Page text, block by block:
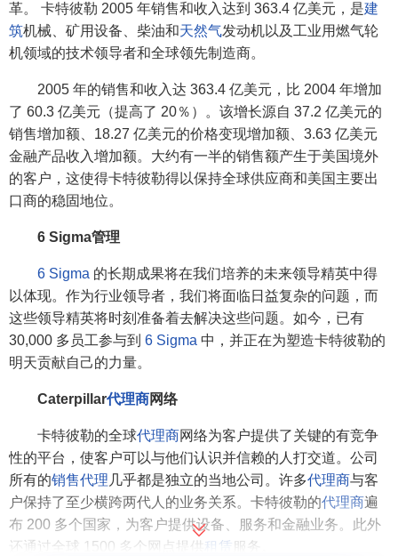
革。 卡特彼勒 2005 年销售和收入达到 363.4 亿美元，是建
筑机械、矿用设备、柴油和天然气发动机以及工业用燃气轮
机领域的技术领导者和全球领先制造商。
2005 年的销售和收入达 363.4 亿美元，比 2004 年增加
了 60.3 亿美元（提高了 20％）。该增长源自 37.2 亿美元的
销售增加额、18.27 亿美元的价格变现增加额、3.63 亿美元
金融产品收入增加额。大约有一半的销售额产生于美国境外
的客户，这使得卡特彼勒得以保持全球供应商和美国主要出
口商的稳固地位。
6 Sigma管理
6 Sigma 的长期成果将在我们培养的未来领导精英中得
以体现。作为行业领导者，我们将面临日益复杂的问题，而
这些领导精英将时刻准备着去解决这些问题。如今，已有
30,000 多员工参与到 6 Sigma 中，并正在为塑造卡特彼勒的
明天贡献自己的力量。
Caterpillar代理商网络
卡特彼勒的全球代理商网络为客户提供了关键的有竞争
性的平台，使客户可以与他们认识并信赖的人打交道。公司
所有的销售代理 几乎都是独立的当地公司。许多代理商与客
户保持了至少横跨两代人的业务关系。卡特彼勒的代理商遍
布 200 多个国家，为客户提供设备、服务和金融业务。此外
还通过全球 1500 多个网点提供 租赁 服务。